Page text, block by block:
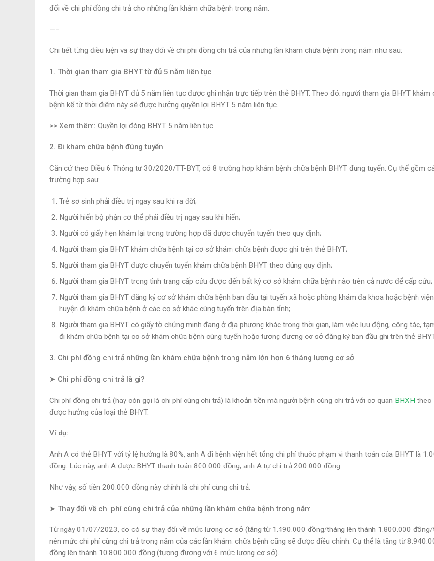
đổi về chi phí đồng chi trả cho những lần khám chữa bệnh trong năm.
—–
Chi tiết từng điều kiện và sự thay đổi về chi phí đồng chi trả của những lần khám chữa bệnh trong năm như sau:
1. Thời gian tham gia BHYT từ đủ 5 năm liên tục
Thời gian tham gia BHYT đủ 5 năm liên tục được ghi nhận trực tiếp trên thẻ BHYT. Theo đó, người tham gia BHYT khám
bệnh kể từ thời điểm này sẽ được hưởng quyền lợi BHYT 5 năm liên tục.
>> Xem thêm: Quyền lợi đóng BHYT 5 năm liên tục.
2. Đi khám chữa bệnh đúng tuyến
Căn cứ theo Điều 6 Thông tư 30/2020/TT-BYT, có 8 trường hợp khám bệnh chữa bệnh BHYT đúng tuyến. Cụ thể gồm
trường hợp sau:
Trẻ sơ sinh phải điều trị ngay sau khi ra đời;
Người hiến bộ phận cơ thể phải điều trị ngay sau khi hiến;
Người có giấy hẹn khám lại trong trường hợp đã được chuyển tuyến theo quy định;
Người tham gia BHYT khám chữa bệnh tại cơ sở khám chữa bệnh được ghi trên thẻ BHYT;
Người tham gia BHYT được chuyển tuyến khám chữa bệnh BHYT theo đúng quy định;
Người tham gia BHYT trong tình trạng cấp cứu được đến bất kỳ cơ sở khám chữa bệnh nào trên cả nước để cấp cứu;
Người tham gia BHYT đăng ký cơ sở khám chữa bệnh ban đầu tại tuyến xã hoặc phòng khám đa khoa hoặc bệnh
huyện đi khám chữa bệnh ở các cơ sở khác cùng tuyến trên địa bàn tỉnh;
Người tham gia BHYT có giấy tờ chứng minh đang ở địa phương khác trong thời gian, làm việc lưu động, công tác,
đi khám chữa bệnh tại cơ sở khám chữa bệnh cùng tuyến hoặc tương đương cơ sở đăng ký ban đầu ghi trên thẻ
3. Chi phí đồng chi trả những lần khám chữa bệnh trong năm lớn hơn 6 tháng lương cơ sở
➤ Chi phí đồng chi trả là gì?
Chi phí đồng chi trả (hay còn gọi là chi phí cùng chi trả) là khoản tiền mà người bệnh cùng chi trả với cơ quan BHXH theo
được hưởng của loại thẻ BHYT.
Ví dụ:
Anh A có thẻ BHYT với tỷ lệ hưởng là 80%, anh A đi bệnh viện hết tổng chi phí thuộc phạm vi thanh toán của BHYT là
đồng. Lúc này, anh A được BHYT thanh toán 800.000 đồng, anh A tự chi trả 200.000 đồng.
Như vậy, số tiền 200.000 đồng này chính là chi phí cùng chi trả.
➤ Thay đổi về chi phí cùng chi trả của những lần khám chữa bệnh trong năm
Từ ngày 01/07/2023, do có sự thay đổi về mức lương cơ sở (tăng từ 1.490.000 đồng/tháng lên thành 1.800.000 đồng/
nên mức chi phí cùng chi trả trong năm của các lần khám, chữa bệnh cũng sẽ được điều chỉnh. Cụ thể là tăng từ
đồng lên thành 10.800.000 đồng (tương đương với 6 mức lương cơ sở).